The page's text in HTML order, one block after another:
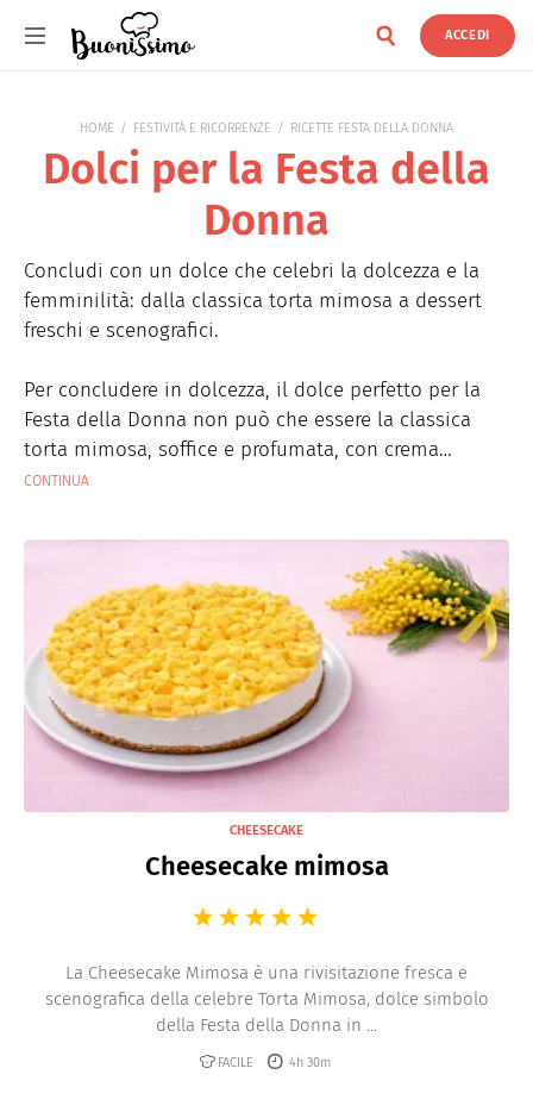
ACCEDI
HOME FESTIVITÀ E RICORRENZE RICETTE FESTA DELLA DONNA
Dolci per la Festa della
Donna
Concludi con un dolce che celebri la dolcezza e la
femminilità: dalla classica torta mimosa a dessert
freschi e scenografici.
Per concludere in dolcezza, il dolce perfetto per la
Festa della Donna non può che essere la classica
torta mimosa, soffice e profumata, con crema
pasticcera e pan di Spagna. Ma puoi osare anche con
semifreddi alla vaniglia o piccole praline al
cioccolato bianco. Un finale irresistibile per una
giornata speciale.
CONTINUA
CHEESECAKE
Cheesecake mimosa
La Cheesecake Mimosa è una rivisitazione fresca e
scenografica della celebre Torta Mimosa, dolce simbolo
della Festa della Donna in ...
FACILE 4h 30m